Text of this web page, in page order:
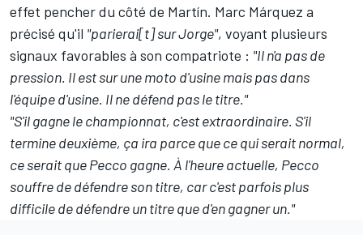
effet pencher du côté de Martín. Marc Márquez a
précisé qu'il "parierai[t] sur Jorge", voyant plusieurs
signaux favorables à son compatriote : "Il n'a pas de
pression. Il est sur une moto d'usine mais pas dans
l'équipe d'usine. Il ne défend pas le titre."
"S'il gagne le championnat, c'est extraordinaire. S'il
termine deuxième, ça ira parce que ce qui serait normal,
ce serait que Pecco gagne. À l'heure actuelle, Pecco
souffre de défendre son titre, car c'est parfois plus
difficile de défendre un titre que d'en gagner un."